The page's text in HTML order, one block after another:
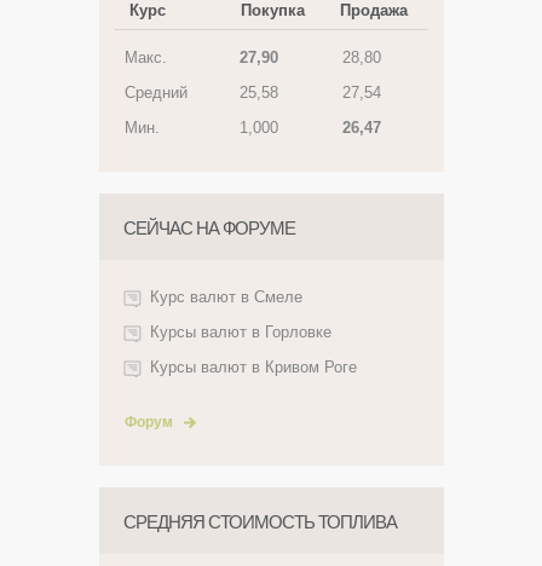
Курс Покупка Продажа
Макс. 27,90
28,80
Средний
25,58
27,54
Мин.
1,000 26,47
СЕЙЧАС НА ФОРУМЕ
Курс валют в Смеле
Курсы валют в Горловке
Курсы валют в Кривом Роге
Форум
СРЕДНЯЯ СТОИМОСТЬ ТОПЛИВА